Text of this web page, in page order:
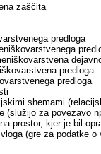
zaščita
predloga
predloga
predloga
shemami
(služijo za povezavo
prostor, kjer je bil
(gre za podatke